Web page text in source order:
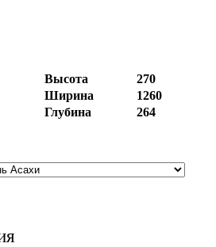
Высота
270
Ширина
1260
Глубина
264